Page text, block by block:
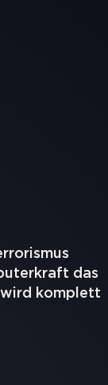
das
wird komplett